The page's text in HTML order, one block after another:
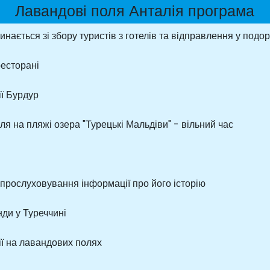
Лавандові поля Анталія програма
зі збору туристів з готелів та відправлення у
Бурдур
на пляжі озера "Турецькі Мальдіви" - вільний час
інформації про його історію
у Туреччині
на лавандових полях